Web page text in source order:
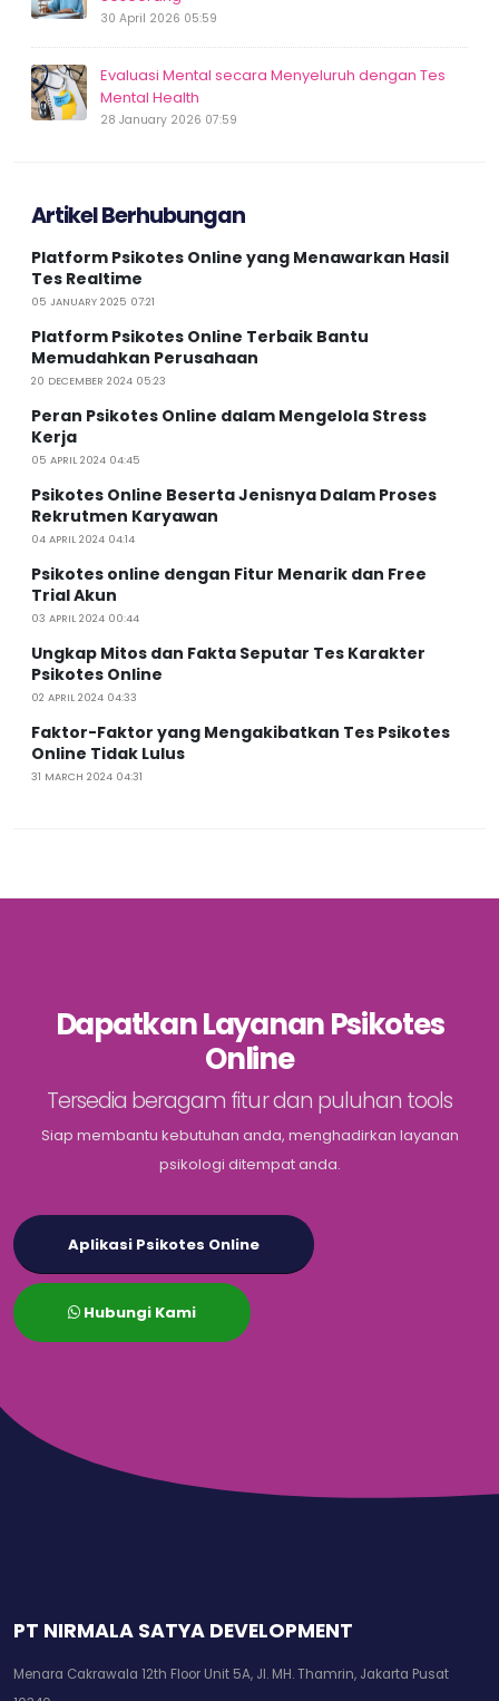
30 April 2026 05:59
Evaluasi Mental secara Menyeluruh dengan Tes
Mental Health
28 January 2026 07:59
Artikel Berhubungan
Platform Psikotes Online yang Menawarkan Hasil
Tes Realtime
05 JANUARY 2025 07:21
Platform Psikotes Online Terbaik Bantu
Memudahkan Perusahaan
20 DECEMBER 2024 05:23
Peran Psikotes Online dalam Mengelola Stress
Kerja
05 APRIL 2024 04:45
Psikotes Online Beserta Jenisnya Dalam Proses
Rekrutmen Karyawan
04 APRIL 2024 04:14
Psikotes online dengan Fitur Menarik dan Free
Trial Akun
03 APRIL 2024 00:44
Ungkap Mitos dan Fakta Seputar Tes Karakter
Psikotes Online
02 APRIL 2024 04:33
Faktor-Faktor yang Mengakibatkan Tes Psikotes
Online Tidak Lulus
31 MARCH 2024 04:31
Dapatkan Layanan Psikotes
Online
Tersedia beragam fitur dan puluhan tools
Siap membantu kebutuhan anda, menghadirkan layanan
psikologi ditempat anda.
Aplikasi Psikotes Online
Hubungi Kami
PT NIRMALA SATYA DEVELOPMENT
Menara Cakrawala 12th Floor Unit 5A, Jl. MH. Thamrin, Jakarta Pusat